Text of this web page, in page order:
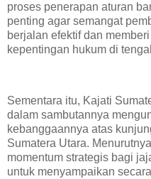
proses penerapan aturan
penting agar semangat
berjalan efektif dan
kepentingan hukum di
Sementara itu, Kajati
dalam sambutannya
kebanggaannya atas
Sumatera Utara.
momentum strategis bagi
untuk menyampaikan